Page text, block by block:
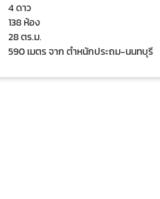
4 ดาว
138 ห้อง
28 ตร.ม.
590 เมตร จาก ตำหนักประถม-นนทบุรี